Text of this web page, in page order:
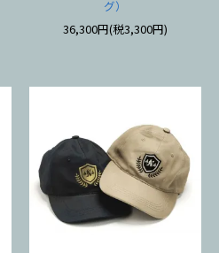
グ）
36,300円(税3,300円)